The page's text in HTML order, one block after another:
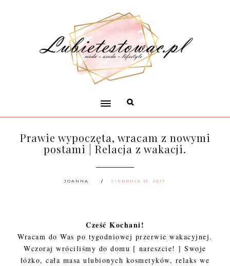
Prawie wypoczęta, wracam z nowymi
postami | Relacja z wakacji.
JOANNA SIERPNIA 21, 2017
Cześć Kochani!
Wracam do Was po tygodniowej przerwie wakacyjnej.
Wczoraj wróciliśmy do domu [ nareszcie! ] Swoje
łóżko, cała masa ulubionych kosmetyków, relaks we